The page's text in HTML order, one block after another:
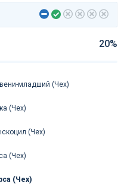
20%
младший (Чех)
(Чех)
(Чех)
(Чех)
(Чех)